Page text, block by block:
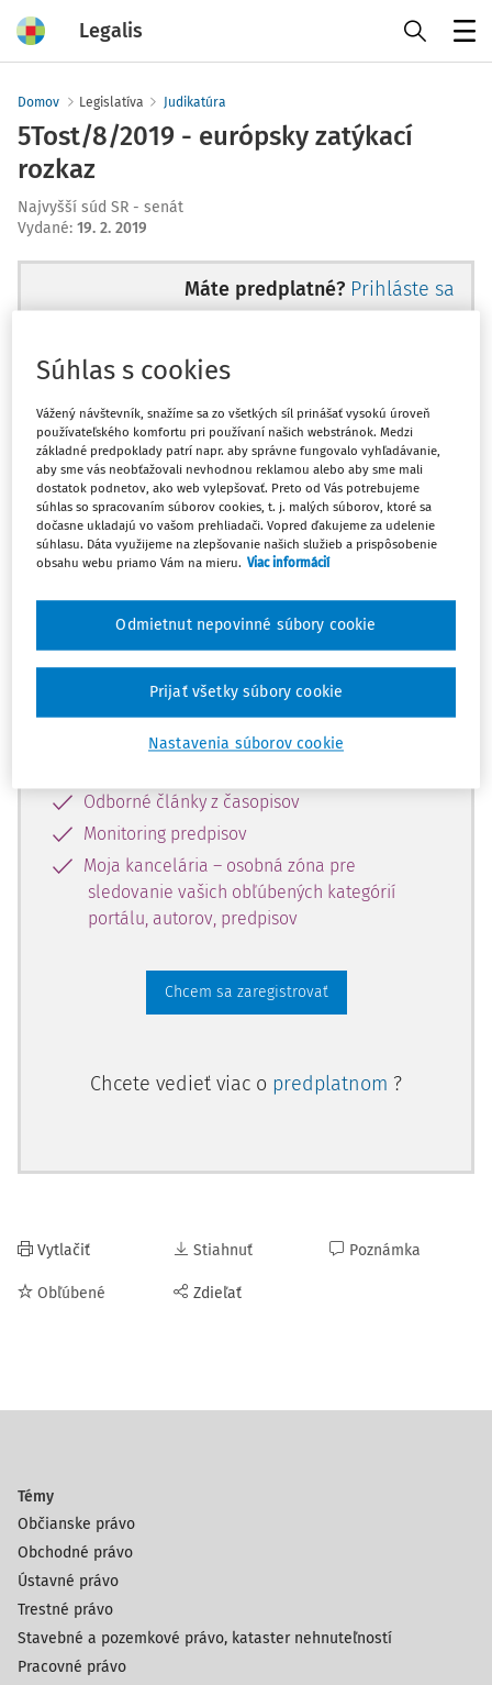
Legalis
Domov Legislatíva Judikatúra
5Tost/8/2019 - európsky zatýkací
rozkaz
Najvyšší súd SR - senát
Vydané: 19. 2. 2019
Máte predplatné? Prihláste sa
Ups, zatiaľ ste si prečítali len
začiatok...
Celý odborný obsah z tejto oblasti je
dostupný predplatiteľom portálu.
Odomknite si prístup k odbornému
obsahu a získajte prístup na 10 dní
zdarma, stačí sa len zaregistrovať.
Vďaka registrácii získate prístup aj k
vybranému obsahu:
Odborné články z časopisov
Monitoring predpisov
Moja kancelária – osobná zóna pre
sledovanie vašich obľúbených kategórií
portálu, autorov, predpisov
Chcem sa zaregistrovať
Chcete vedieť viac o predplatnom ?
Vytlačiť
Obľúbené
Stiahnuť
Zdieľať
Poznámka
Témy
Občianske právo
Obchodné právo
Ústavné právo
Trestné právo
Stavebné a pozemkové právo, kataster nehnuteľností
Pracovné právo
Súhlas s cookies
Vážený návštevník, snažíme sa zo všetkých síl prinášať vysokú úroveň
používateľského komfortu pri používaní našich webstránok. Medzi
základné predpoklady patrí napr. aby správne fungovalo vyhľadávanie,
aby sme vás neobťažovali nevhodnou reklamou alebo aby sme mali
dostatok podnetov, ako web vylepšovať. Preto od Vás potrebujeme
súhlas so spracovaním súborov cookies, t. j. malých súborov, ktoré sa
dočasne ukladajú vo vašom prehliadači. Vopred ďakujeme za udelenie
súhlasu. Dáta využijeme na zlepšovanie našich služieb a prispôsobenie
obsahu webu priamo Vám na mieru. Viac informácií
Nastavenia súborov cookie
Odmietnut nepovinné súbory cookie
Prijať všetky súbory cookie